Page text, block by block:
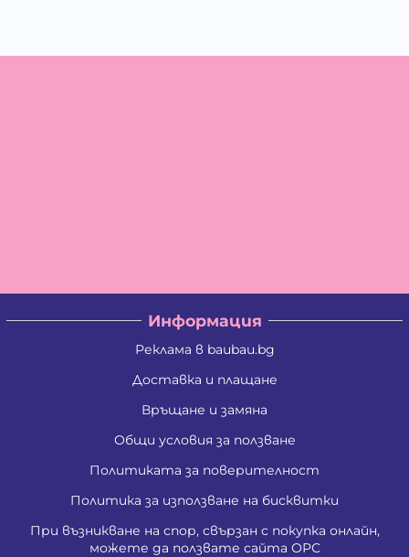
Информация
Реклама в baubau.bg
Доставка и плащане
Връщане и замяна
Общи условия за ползване
Политиката за поверителност
Политика за използване на бисквитки
При възникване на спор, свързан с покупка онлайн,
можете да ползвате сайта ОРС